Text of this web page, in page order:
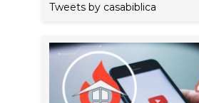
Tweets by casabiblica